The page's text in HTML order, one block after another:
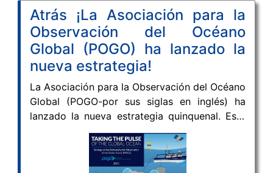
Atrás ¡La Asociación para la
Observación del Océano
Global (POGO) ha lanzado la
nueva estrategia!
La Asociación para la Observación del Océano
Global (POGO-por sus siglas en inglés) ha
lanzado la nueva estrategia quinquenal. Este
documento estratégico se ha actualizado
teniendo en cuenta el contexto internacional
actual, incluido el Decenio de las Naciones